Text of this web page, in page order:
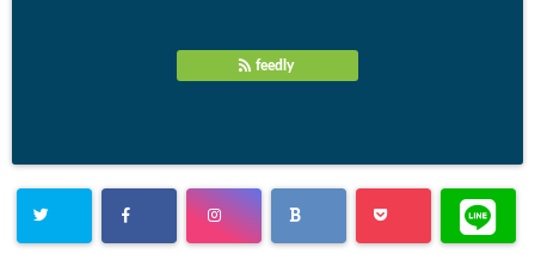
feedly